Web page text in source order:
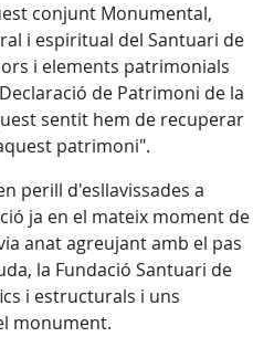
conjunt Monumental,
i espiritual del Santuari de
i elements patrimonials
de Patrimoni de la
sentit hem de recuperar
patrimoni".
perill d'esllavissades a
ja en el mateix moment de
anat agreujant amb el pas
la Fundació Santuari de
i estructurals i uns
monument.